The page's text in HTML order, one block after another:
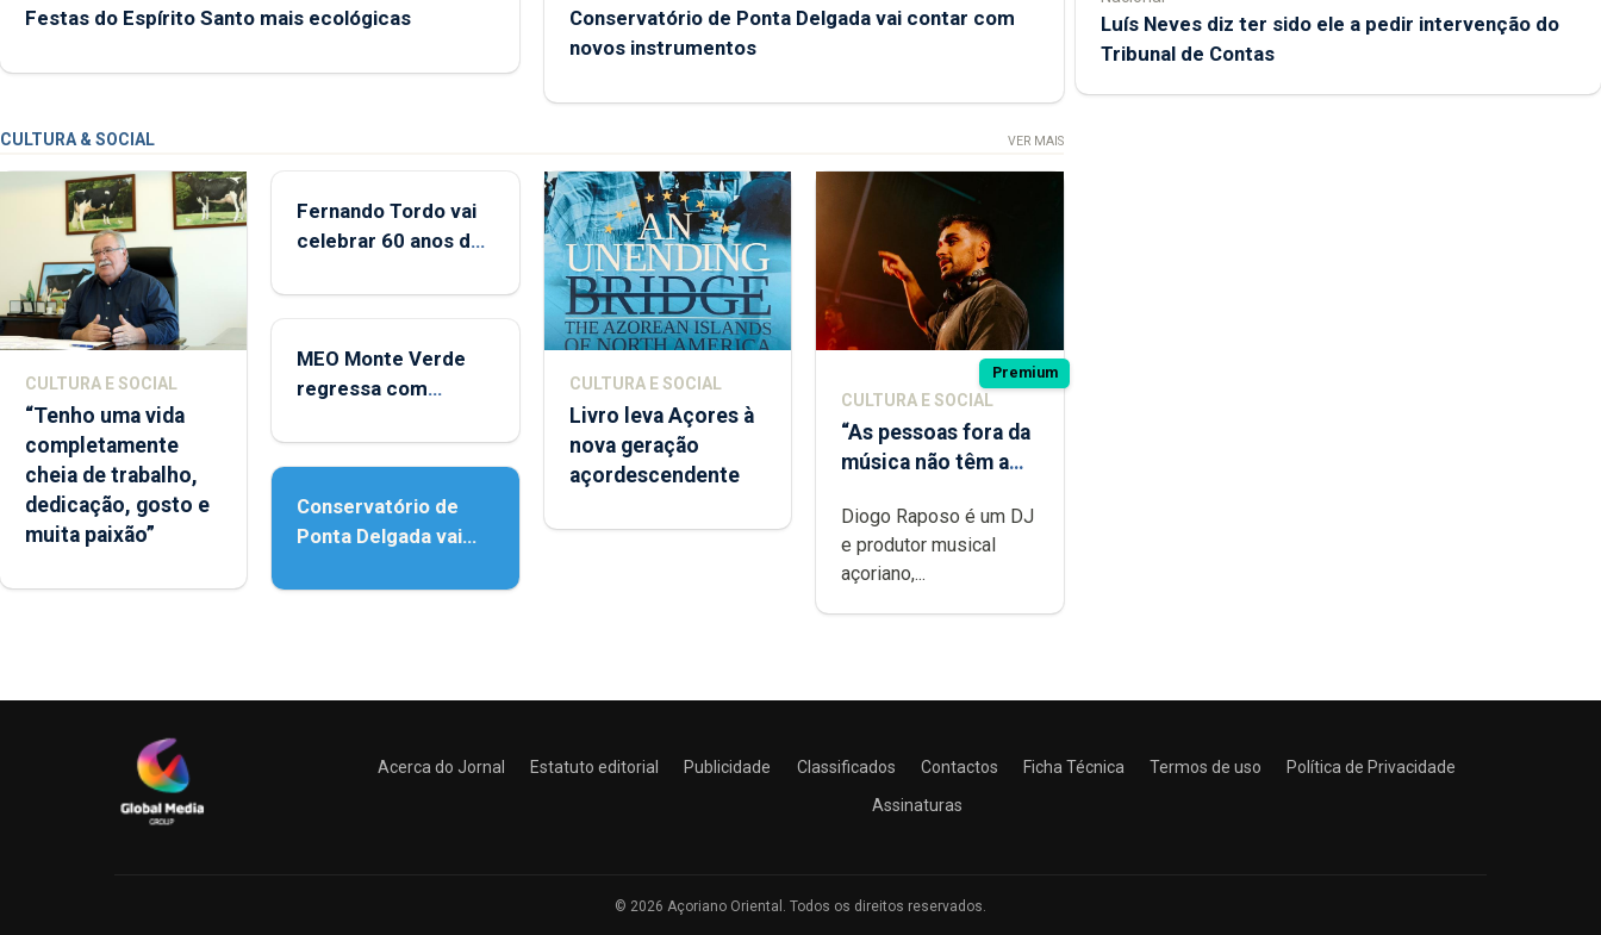
Festas do Espírito Santo mais ecológicas
Conservatório de Ponta Delgada vai contar com
novos instrumentos
CULTURA & SOCIAL VER MAIS
CULTURA E SOCIAL
“Tenho uma vida
completamente
cheia de trabalho,
dedicação, gosto e
muita paixão”
Fernando Tordo vai
celebrar 60 anos de
Micaelense
MEO Monte Verde
regressa com
acessibilidade
Conservatório de
Ponta Delgada vai
instrumentos
CULTURA E SOCIAL
Livro leva Açores à
nova geração
açordescendente
Premium
CULTURA E SOCIAL
“As pessoas fora da
música não têm a
difícil é produzir
uma música”
Diogo Raposo é um DJ
e produtor musical
açoriano,...
Luís Neves diz ter sido ele a pedir intervenção do
Tribunal de Contas
Acerca do Jornal Estatuto editorial Publicidade Classificados Contactos Ficha Técnica Termos de uso
Política de Privacidade
Assinaturas
© 2026 Açoriano Oriental. Todos os direitos reservados.